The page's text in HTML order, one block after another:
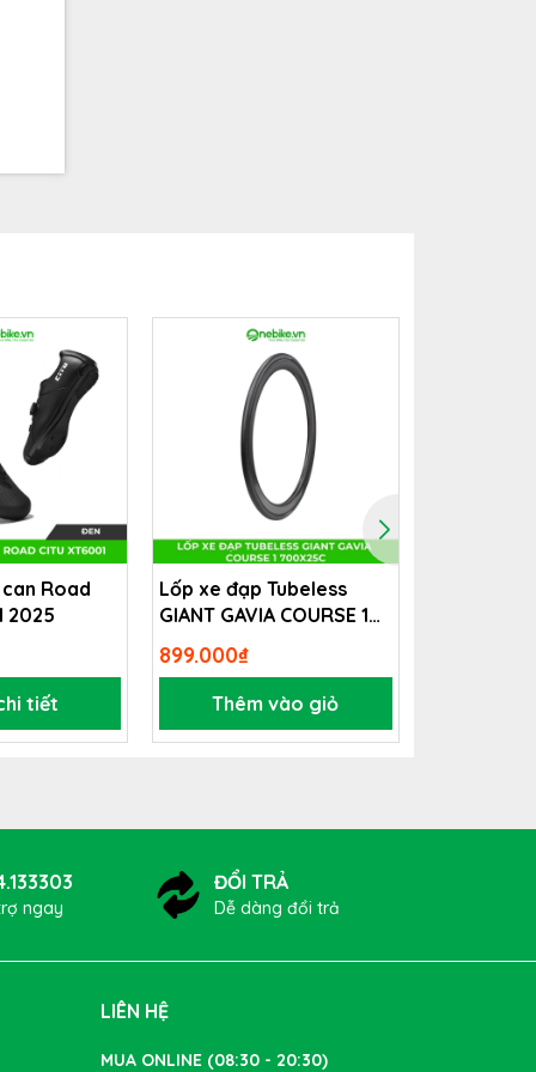
dễ
Road
2025
tiết
Lốp xe đạp Tubeless
GIANT GAVIA COURSE 1
700x25c
899.000₫
Thêm vào giỏ
ngay
ĐỔI TRẢ
Dễ dàng đổi trả
LIÊN HỆ
MUA ONLINE (08:30 - 20:30)